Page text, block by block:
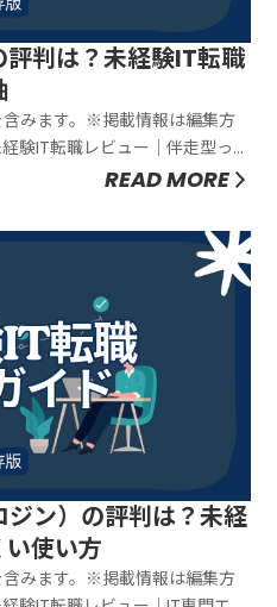
判は？未経験IT転職
みます。※掲載情報は編集方
験IT転職レビュー｜伴走型って
験だから不安」なら、最初に整
。たとえば「未経験歓迎」を
READ MORE
ジン）の評判は？未経
使い方
みます。※掲載情報は編集方